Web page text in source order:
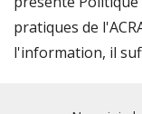
pratiques de
l'information, il